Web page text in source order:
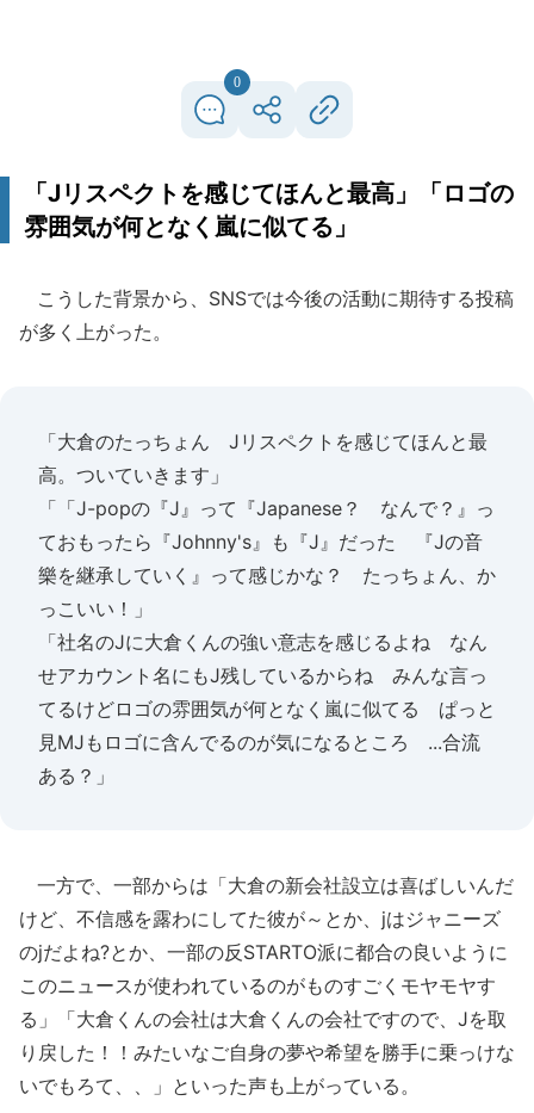
0
「Jリスペクトを感じてほんと最高」「ロゴの
雰囲気が何となく嵐に似てる」
こうした背景から、SNSでは今後の活動に期待する投稿
が多く上がった。
「大倉のたっちょん Jリスペクトを感じてほんと最
高。ついていきます」
「「J-popの『J』って『Japanese？ なんで？』っ
ておもったら『Johnny's』も『J』だった 『Jの音
樂を継承していく』って感じかな？ たっちょん、か
っこいい！」
「社名のJに大倉くんの強い意志を感じるよね なん
せアカウント名にもJ残しているからね みんな言っ
てるけどロゴの雰囲気が何となく嵐に似てる ぱっと
見MJもロゴに含んでるのが気になるところ ...合流
ある？」
一方で、一部からは「大倉の新会社設立は喜ばしいんだ
けど、不信感を露わにしてた彼が～とか、jはジャニーズ
のjだよね?とか、一部の反STARTO派に都合の良いように
このニュースが使われているのがものすごくモヤモヤす
る」「大倉くんの会社は大倉くんの会社ですので、Jを取
り戻した！！みたいなご自身の夢や希望を勝手に乗っけな
いでもろて、、」といった声も上がっている。